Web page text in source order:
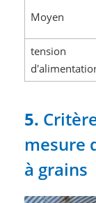
Moyen
tension
5.
mesure
à grains